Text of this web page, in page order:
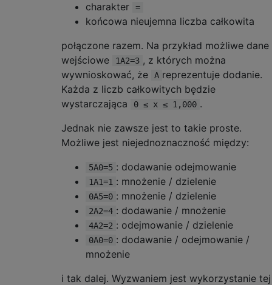
charakter
=
końcowa nieujemna liczba całkowita
połączone razem. Na przykład możliwe dane
wejściowe
1A2=3 , z których można
wywnioskować, że
A reprezentuje dodanie.
Każda z liczb całkowitych będzie
wystarczająca
0 ≤ x ≤ 1,000 .
Jednak nie zawsze jest to takie proste.
Możliwe jest niejednoznaczność między:
5A0=5 : dodawanie odejmowanie
1A1=1 : mnożenie / dzielenie
0A5=0 : mnożenie / dzielenie
2A2=4 : dodawanie / mnożenie
4A2=2 : odejmowanie / dzielenie
0A0=0 : dodawanie / odejmowanie /
mnożenie
i tak dalej. Wyzwaniem jest wykorzystanie tej